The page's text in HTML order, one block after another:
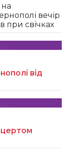
вечір
при свічках
від